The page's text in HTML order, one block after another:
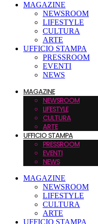
MAGAZINE
NEWSROOM
LIFESTYLE
CULTURA
ARTE
UFFICIO STAMPA
PRESSROOM
EVENTI
NEWS
MAGAZINE
NEWSROOM
LIFESTYLE
CULTURA
ARTE
UFFICIO STAMPA
PRESSROOM
EVENTI
NEWS
MAGAZINE
NEWSROOM
LIFESTYLE
CULTURA
ARTE
UFFICIO STAMPA